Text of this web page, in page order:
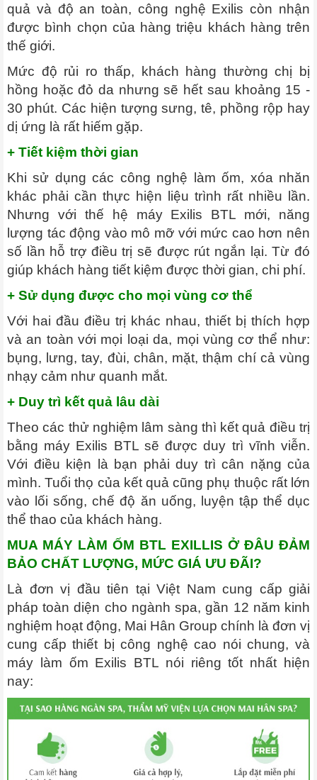
quả và độ an toàn, công nghệ Exilis còn nhận
được bình chọn của hàng triệu khách hàng trên
thế giới.
Mức độ rủi ro thấp, khách hàng thường chị bị
hồng hoặc đỏ da nhưng sẽ hết sau khoảng 15 -
30 phút. Các hiện tượng sưng, tê, phồng rộp hay
dị ứng là rất hiếm gặp.
+ Tiết kiệm thời gian
Khi sử dụng các công nghệ làm ốm, xóa nhăn
khác phải cần thực hiện liệu trình rất nhiều lần.
Nhưng với thế hệ máy Exilis BTL mới, năng
lượng tác động vào mô mỡ với mức cao hơn nên
số lần hỗ trợ điều trị sẽ được rút ngắn lại. Từ đó
giúp khách hàng tiết kiệm được thời gian, chi phí.
+ Sử dụng được cho mọi vùng cơ thể
Với hai đầu điều trị khác nhau, thiết bị thích hợp
và an toàn với mọi loại da, mọi vùng cơ thể như:
bụng, lưng, tay, đùi, chân, mặt, thậm chí cả vùng
nhạy cảm như quanh mắt.
+ Duy trì kết quả lâu dài
Theo các thử nghiệm lâm sàng thì kết quả điều trị
bằng máy Exilis BTL sẽ được duy trì vĩnh viễn.
Với điều kiện là bạn phải duy trì cân nặng của
mình. Tuổi thọ của kết quả cũng phụ thuộc rất lớn
vào lối sống, chế độ ăn uống, luyện tập thể dục
thể thao của khách hàng.
MUA MÁY LÀM ỐM BTL EXILLIS Ở ĐÂU ĐẢM
BẢO CHẤT LƯỢNG, MỨC GIÁ ƯU ĐÃI?
Là đơn vị đầu tiên tại Việt Nam cung cấp giải
pháp toàn diện cho ngành spa, gần 12 năm kinh
nghiệm hoạt động, Mai Hân Group chính là đơn vị
cung cấp thiết bị công nghệ cao nói chung, và
máy làm ốm Exilis BTL nói riêng tốt nhất hiện
nay: